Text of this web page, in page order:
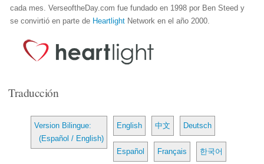
cada mes. VerseoftheDay.com fue fundado en 1998 por Ben Steed y
se convirtió en parte de Heartlight Network en el año 2000.
Traducción
Version Bilingue:
(Español / English)
English 中文 Deutsch
Español Français 한국어